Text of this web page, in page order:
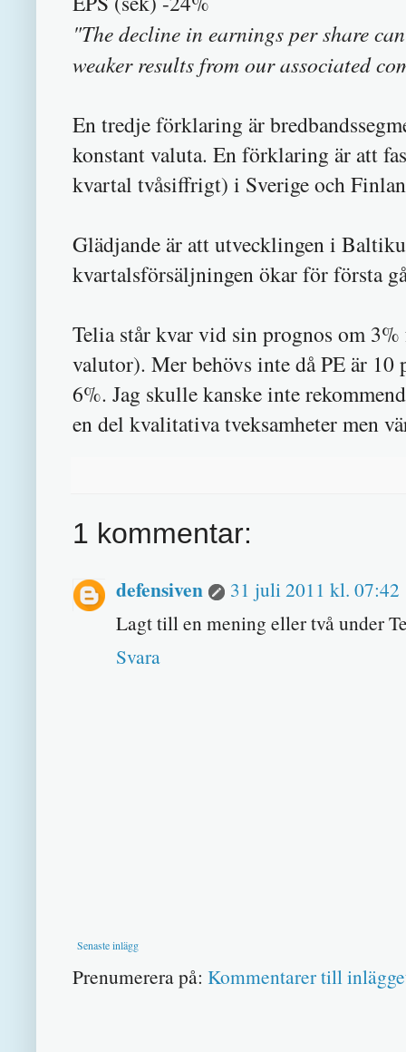
"The decline in earnings per share
weaker results from our associated
En tredje förklaring är
konstant valuta. En förklaring är att
kvartal tvåsiffrigt) i Sverige och
Glädjande är att utvecklingen i
kvartalsförsäljningen ökar för första
Telia står kvar vid sin prognos om
valutor). Mer behövs inte då PE är
6%. Jag skulle kanske inte
en del kvalitativa tveksamheter men
1 kommentar:
defensiven
31 juli 2011 kl. 07:42
Lagt till en mening eller två under
Svara
Senaste inlägg
Prenumerera på: Kommentarer till